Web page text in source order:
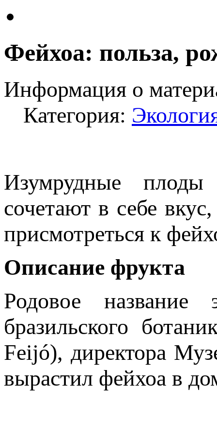
Фейхоа: польза,
Информация о
Категория:
Изумрудные
сочетают в себе
присмотреться к
Описание фрукта
Родовое
бразильского
Feijó), директора
вырастил фейхоа в